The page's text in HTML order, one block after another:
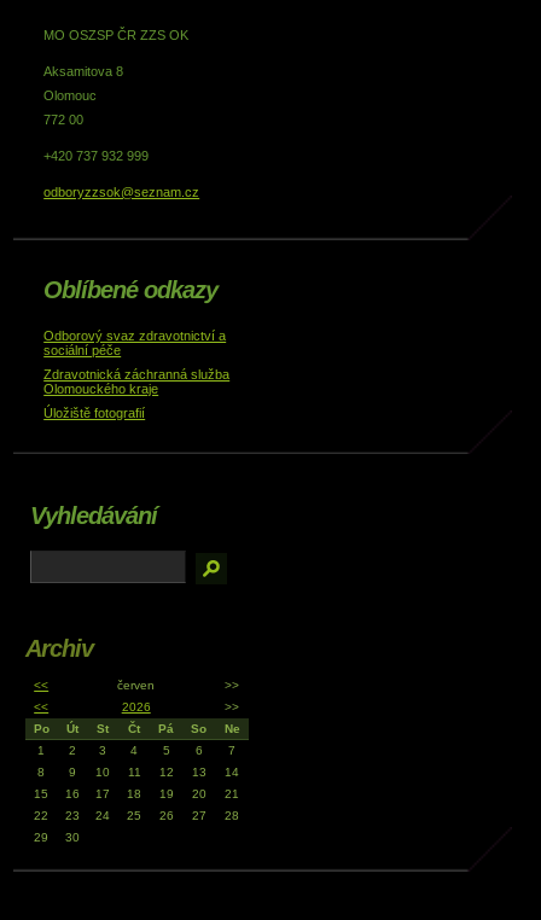
MO OSZSP ČR ZZS OK
Aksamitova 8
Olomouc
772 00
+420 737 932 999
odboryzzsok@seznam.cz
Oblíbené odkazy
Odborový svaz zdravotnictví a
sociální péče
Zdravotnická záchranná služba
Olomouckého kraje
Úložiště fotografií
Vyhledávání
Archiv
<< červen
>>
<<
2026
>>
Po
Út St Čt Pá So
Ne
1
2 3 4 5 6
7
8
9 10 11 12 13
14
15
16 17 18 19 20
21
22
23 24 25 26 27
28
29
30